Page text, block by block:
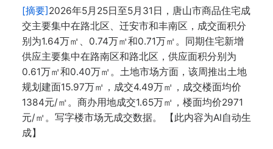
[摘要]2026年5月25日至5月31日，唐山市商品住宅成
交主要集中在路北区、迁安市和丰南区，成交面积分
别为1.64万㎡、0.74万㎡和0.71万㎡。同期住宅新增
供应主要集中在路南区和路北区，供应面积分别为
0.61万㎡和0.40万㎡。土地市场方面，该周推出土地
规划建面15.97万㎡，成交4.49万㎡，成交楼面均价
1384元/㎡。商办用地成交1.65万㎡，楼面均价2971
元/㎡。写字楼市场无成交数据。 【此内容为AI自动生
成】